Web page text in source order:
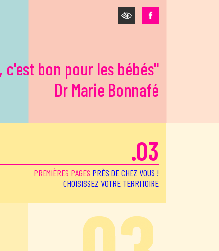
c'est bon pour les bébés"
Dr Marie Bonnafé
.03
PREMIÈRES PAGES PRÈS DE CHEZ VOUS !
CHOISISSEZ VOTRE TERRITOIRE